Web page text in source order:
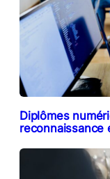
Diplômes
reconnaissance